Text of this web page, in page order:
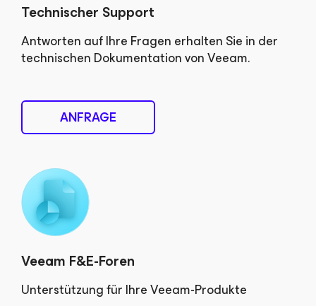
Technischer Support
Antworten auf Ihre Fragen erhalten Sie in der
technischen Dokumentation von Veeam.
ANFRAGE
Veeam F&E-Foren
Unterstützung für Ihre Veeam-Produkte